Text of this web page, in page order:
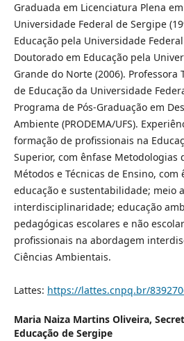
Graduada em Licenciatura Plena
Universidade Federal de Sergipe
Educação pela Universidade
Doutorado em Educação pela
Grande do Norte (2006).
de Educação da Universidade
Programa de Pós-Graduação em
Ambiente (PRODEMA/UFS).
formação de profissionais na
Superior, com ênfase Metodologias
Métodos e Técnicas de Ensino, com
educação e sustentabilidade; meio
interdisciplinaridade; educação
pedagógicas escolares e não
profissionais na abordagem
Ciências Ambientais.
Lattes: https://lattes.cnpq.br/
Maria Naiza Martins Oliveira,
Educação de Sergipe